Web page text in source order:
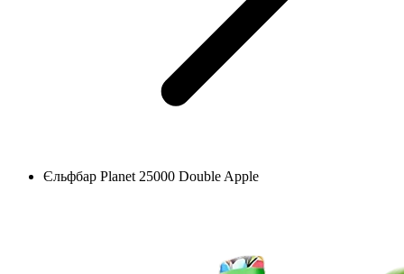
Єльфбар Planet 25000 Double Apple